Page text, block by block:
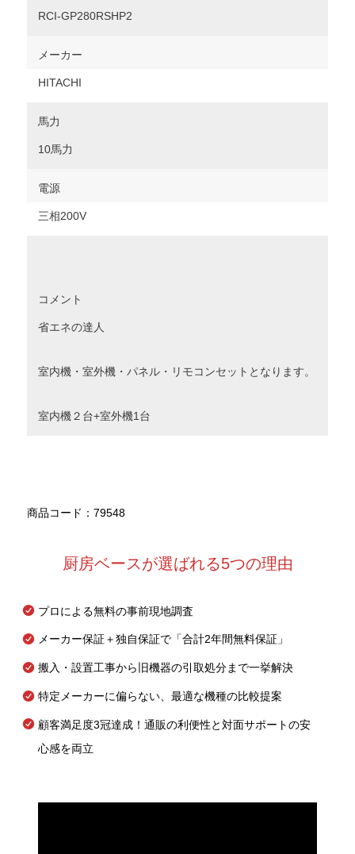
RCI-GP280RSHP2
メーカー
HITACHI
馬力
10馬力
電源
三相200V
コメント
省エネの達人
室内機・室外機・パネル・リモコンセットとなります。
室内機２台+室外機1台
商品コード：79548
厨房ベースが選ばれる5つの理由
プロによる無料の事前現地調査
メーカー保証＋独自保証で「合計2年間無料保証」
搬入・設置工事から旧機器の引取処分まで一挙解決
特定メーカーに偏らない、最適な機種の比較提案
顧客満足度3冠達成！通販の利便性と対面サポートの安
心感を両立